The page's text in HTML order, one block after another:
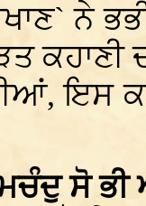
ਨੇ
ਕਹਾਣੀ
ਇਸ
ਸੋ